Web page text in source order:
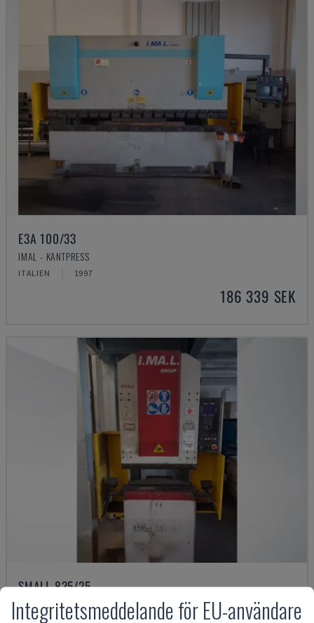
E3A 100/33
IMAL - KANTPRESS
ITALIEN 1997
186 339 SEK
SMALL 835/25
IMAL - KANTPRESS
ITALIEN 2001
Integritetsmeddelande för EU-användare